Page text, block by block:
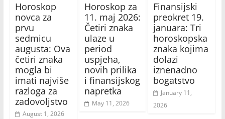
Horoskop
novca za
prvu
sedmicu
augusta: Ova
četiri znaka
mogla bi
imati najviše
razloga za
zadovoljstvo
August 1, 2026
Horoskop za
11. maj 2026:
Četiri znaka
ulaze u
period
uspjeha,
novih prilika
i finansijskog
napretka
May 11, 2026
Finansijski
preokret 19.
januara: Tri
horoskopska
znaka kojima
dolazi
iznenadno
bogatstvo
January 11,
2026